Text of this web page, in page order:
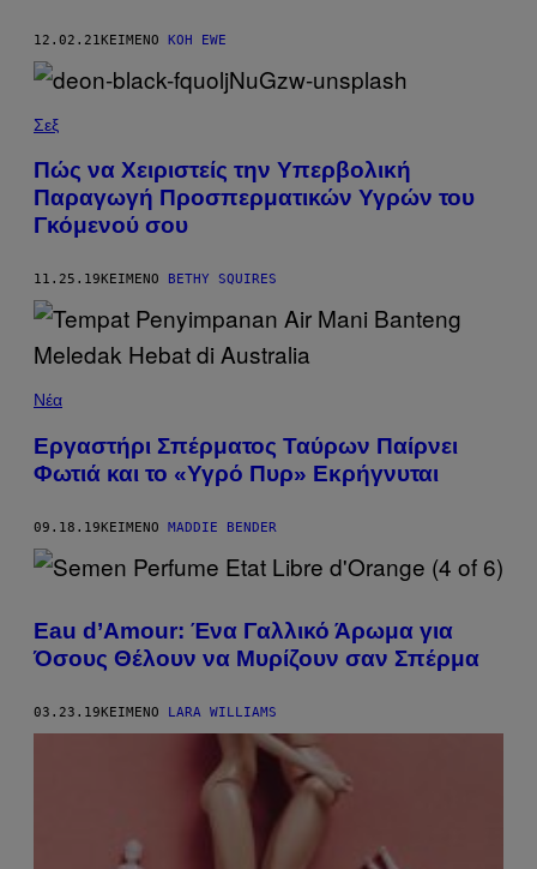
12.02.21ΚΕΊΜΕΝΟ KOH EWE
Σεξ
Πώς να Χειριστείς την Υπερβολική
Παραγωγή Προσπερματικών Υγρών του
Γκόμενού σου
11.25.19 ΚΕΊΜΕΝΟ BETHY SQUIRES
Νέα
Εργαστήρι Σπέρματος Ταύρων Παίρνει
Φωτιά και το «Υγρό Πυρ» Εκρήγνυται
09.18.19ΚΕΊΜΕΝΟ MADDIE BENDER
Eau d’Amour: Ένα Γαλλικό Άρωμα για
Όσους Θέλουν να Μυρίζουν σαν Σπέρμα
03.23.19 ΚΕΊΜΕΝΟ LARA WILLIAMS